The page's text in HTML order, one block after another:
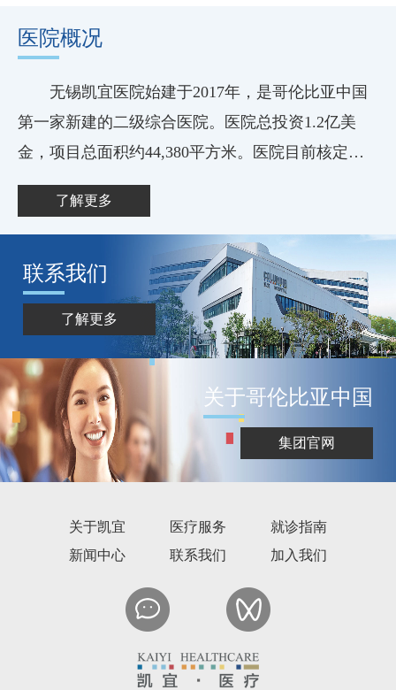
医院概况
无锡凯宜医院始建于2017年，是哥伦比亚中国
第一家新建的二级综合医院。医院总投资1.2亿美
金，项目总面积约44,380平方米。医院目前核定床
位200张、9间手术室、10间ICU，计划开设VIP及外
籍人士专属就诊区、内科、外科、妇产科、儿科、
了解更多
联系我们
了解更多
关于哥伦比亚中国
集团官网
关于凯宜 医疗服务
就诊指南
新闻中心
联系我们 加入我们